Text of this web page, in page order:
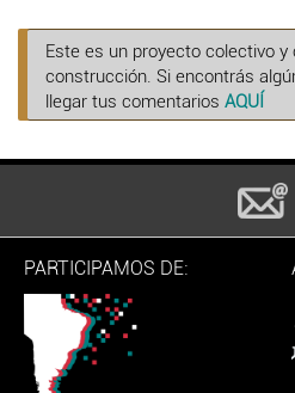
Este es un proyecto colectivo y
construcción. Si encontrás
llegar tus comentarios AQUÍ
PARTICIPAMOS DE: